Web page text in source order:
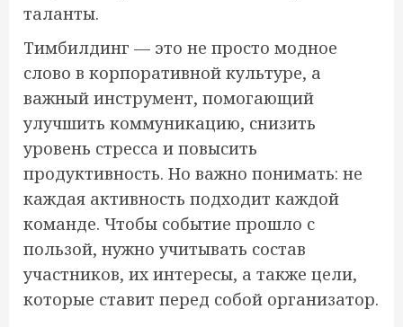
таланты.
Тимбилдинг — это не просто модное
слово в корпоративной культуре, а
важный инструмент, помогающий
улучшить коммуникацию, снизить
уровень стресса и повысить
продуктивность. Но важно понимать: не
каждая активность подходит каждой
команде. Чтобы событие прошло с
пользой, нужно учитывать состав
участников, их интересы, а также цели,
которые ставит перед собой организатор.